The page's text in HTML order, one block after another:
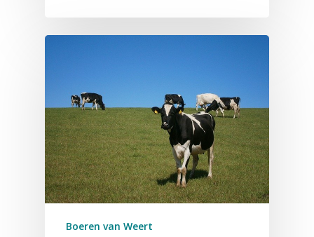
Boeren van Weert